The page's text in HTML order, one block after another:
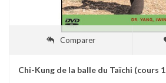
Comparer
Chi-Kung de la balle du Taïchi (cours